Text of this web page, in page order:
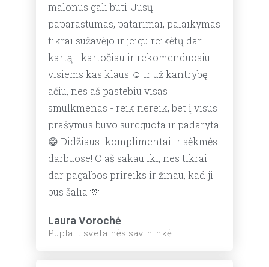
malonus gali būti. Jūsų
paparastumas, patarimai, palaikymas
tikrai sužavėjo ir jeigu reikėtų dar
kartą - kartočiau ir rekomenduosiu
visiems kas klaus ☺️ Ir už kantrybę
ačiū, nes aš pastebiu visas
smulkmenas - reik nereik, bet į visus
prašymus buvo sureguota ir padaryta
😁 Didžiausi komplimentai ir sėkmės
darbuose! O aš sakau iki, nes tikrai
dar pagalbos prireiks ir žinau, kad ji
bus šalia 🫶
Laura Vorochė
Pupla.lt svetainės savininkė